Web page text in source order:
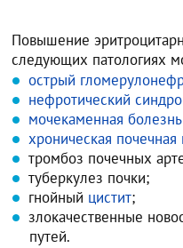
Повышение
следующих патологиях
острый
нефротический
мочекаменная болезнь
хроническая почечная
тромбоз почечных
туберкулез почки;
гнойный цистит;
злокачественные
путей.